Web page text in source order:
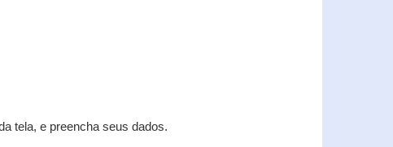
tela, e preencha seus dados.